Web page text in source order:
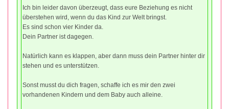
Ich bin leider davon überzeugt, dass eure Beziehung es nicht
überstehen wird, wenn du das Kind zur Welt bringst.
Es sind schon vier Kinder da.
Dein Partner ist dagegen.
Natürlich kann es klappen, aber dann muss dein Partner hinter dir
stehen und es unterstützen.
Sonst musst du dich fragen, schaffe ich es mir den zwei
vorhandenen Kindern und dem Baby auch alleine.